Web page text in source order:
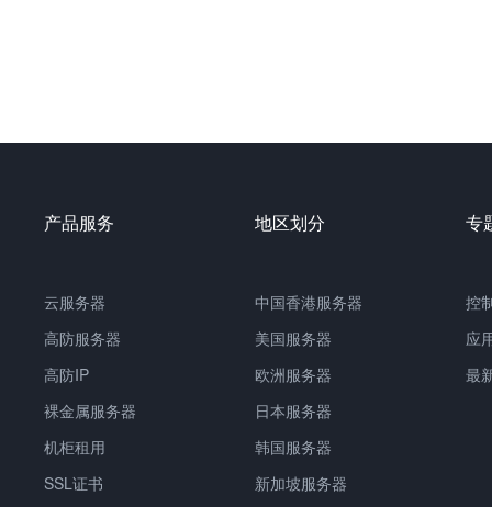
产品服务
云服务器
高防服务器
高防IP
裸金属服务器
机柜租用
SSL证书
地区划分
中国香港服务器
美国服务器
欧洲服务器
日本服务器
韩国服务器
新加坡服务器
专
控
应
最